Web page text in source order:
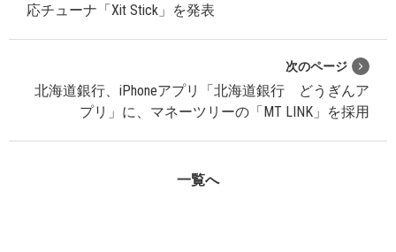
応チューナ「Xit Stick」を発表
次のページ
北海道銀行、iPhoneアプリ「北海道銀行 どうぎんア
プリ」に、マネーツリーの「MT LINK」を採用
一覧へ